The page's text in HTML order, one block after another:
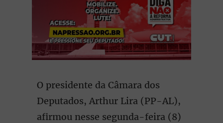
O presidente da Câmara dos
Deputados, Arthur Lira (PP-AL),
afirmou nesse segunda-feira (8)